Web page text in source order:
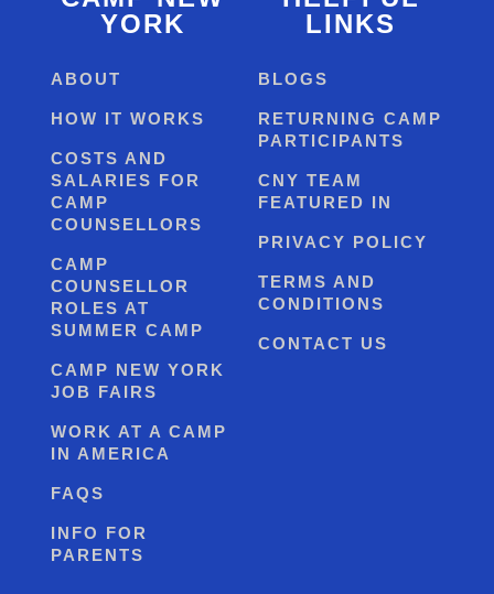
YORK
ABOUT
HOW IT WORKS
COSTS AND
SALARIES FOR
CAMP
COUNSELLORS
CAMP
COUNSELLOR
ROLES AT
SUMMER CAMP
CAMP NEW YORK
JOB FAIRS
WORK AT A CAMP
IN AMERICA
FAQS
INFO FOR
PARENTS
LINKS
BLOGS
RETURNING CAMP
PARTICIPANTS
CNY TEAM
FEATURED IN
PRIVACY POLICY
TERMS AND
CONDITIONS
CONTACT US